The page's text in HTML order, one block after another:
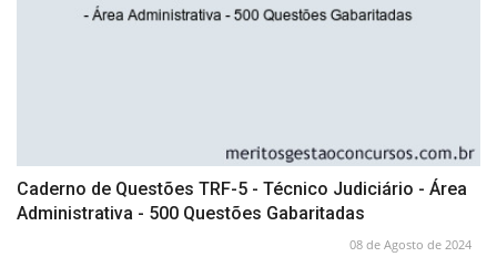
Caderno de Questões TRF-5 - Técnico Judiciário - Área
Administrativa - 500 Questões Gabaritadas
08 de Agosto de 2024